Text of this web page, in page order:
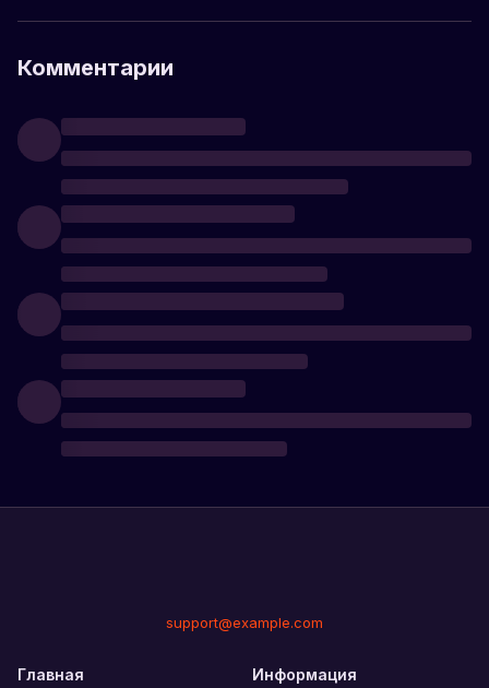
Комментарии
support@example.com
Главная Информация